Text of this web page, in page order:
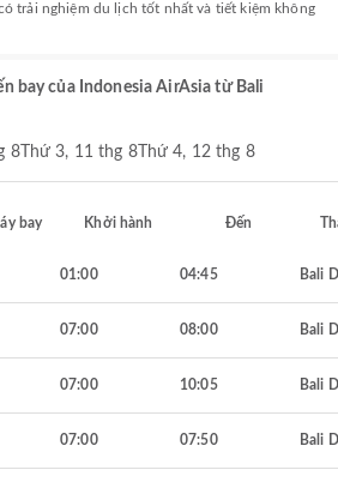
trải nghiệm du lịch tốt nhất và tiết kiệm không
bay của Indonesia AirAsia từ Bali
8Thứ 3, 11 thg 8Thứ 4, 12 thg 8
bay Khởi hành Đến
01:00 04:45 Bali
07:00 08:00 Bali
07:00 10:05 Bali
07:00 07:50 Bali